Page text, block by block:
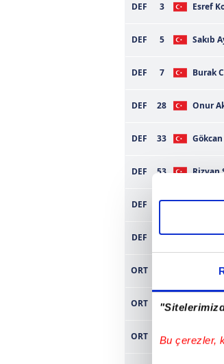
Bu çerezler,
DEF 3 Esref
DEF 5 Sakıb
DEF 7 Burak
DEF 28 Onur
DEF 33
DEF 53 Rizvan
DEF 53
DEF 77 Oğuz
ORT Tugay
ORT 4
ORT 8 Alper